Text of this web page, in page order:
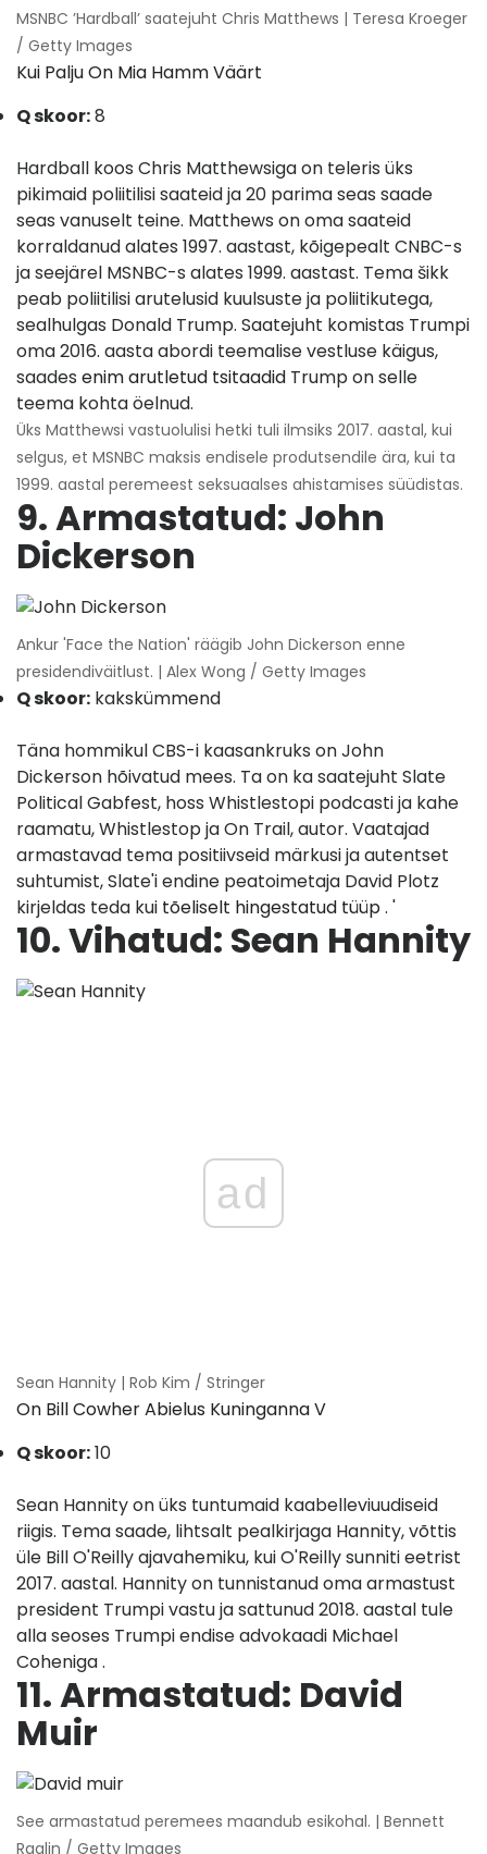
MSNBC ’Hardball’ saatejuht Chris Matthews | Teresa Kroeger
/ Getty Images
Kui Palju On Mia Hamm Väärt
Q skoor:8
Hardball koos Chris Matthewsiga on teleris üks
pikimaid poliitilisi saateid ja 20 parima seas saade
seas vanuselt teine. Matthews on oma saateid
korraldanud alates 1997. aastast, kõigepealt CNBC-s
ja seejärel MSNBC-s alates 1999. aastast. Tema šikk
peab poliitilisi arutelusid kuulsuste ja poliitikutega,
sealhulgas Donald Trump. Saatejuht komistas Trumpi
oma 2016. aasta abordi teemalise vestluse käigus,
saades enim arutletud tsitaadid Trump on selle
teema kohta öelnud.
Üks Matthewsi vastuolulisi hetki tuli ilmsiks 2017. aastal, kui
selgus, et MSNBC maksis endisele produtsendile ära, kui ta
1999. aastal peremeest seksuaalses ahistamises süüdistas.
9. Armastatud: John
Dickerson
Ankur 'Face the Nation' räägib John Dickerson enne
presidendiväitlust. | Alex Wong / Getty Images
Q skoor: kakskümmend
Täna hommikul CBS-i kaasankruks on John
Dickerson hõivatud mees. Ta on ka saatejuht Slate
Political Gabfest, hoss Whistlestopi podcasti ja kahe
raamatu, Whistlestop ja On Trail, autor. Vaatajad
armastavad tema positiivseid märkusi ja autentset
suhtumist, Slate'i endine peatoimetaja David Plotz
kirjeldas teda kui tõeliselt hingestatud tüüp. '
10. Vihatud: Sean Hannity
ad
Sean Hannity | Rob Kim / Stringer
On Bill Cowher Abielus Kuninganna V
Q skoor:10
Sean Hannity on üks tuntumaid kaabelleviuudiseid
riigis. Tema saade, lihtsalt pealkirjaga Hannity, võttis
üle Bill O'Reilly ajavahemiku, kui O'Reilly sunniti eetrist
2017. aastal. Hannity on tunnistanud oma armastust
president Trumpi vastu ja sattunud 2018. aastal tule
alla seoses Trumpi endise advokaadi Michael
Coheniga .
11. Armastatud: David
Muir
See armastatud peremees maandub esikohal. | Bennett
Raglin / Getty Images